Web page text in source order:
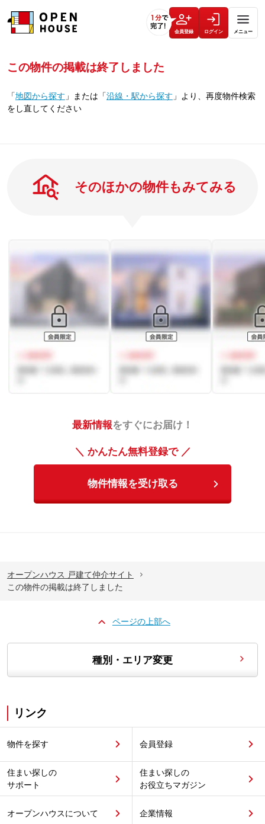
会員登録 ログイン メニュー
この物件の掲載は終了しました
「地図から探す 」 または 「沿線・駅から探す 」 より、再度物件検索
をし直してください
そのほかの物件もみてみる
最新情報をすぐにお届け！
＼ かんたん無料登録で ／
物件情報を受け取る
オープンハウス 戸建て仲介サイト
この物件の掲載は終了しました
ページの上部へ
種別・エリア変更
リンク
物件を探す 会員登録
住まい探しの
サポート
住まい探しの
お役立ちマガジン
オープンハウスについて 企業情報